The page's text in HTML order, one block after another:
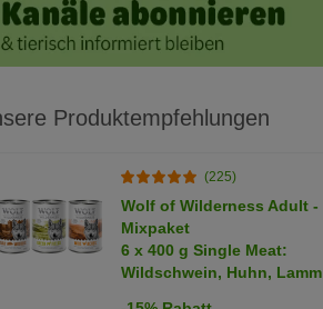
Produktempfehlungen
(225)
Wolf of Wilderness Adult -
Mixpaket
6 x 400 g Single Meat:
Wildschwein, Huhn, Lamm